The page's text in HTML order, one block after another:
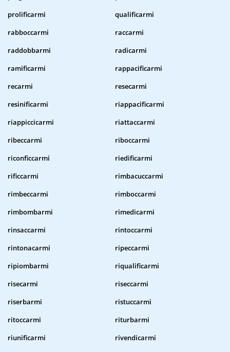
prolificarmi
qualificarmi
rabboccarmi
raccarmi
raddobbarmi
radicarmi
ramificarmi
rappacificarmi
recarmi
resecarmi
resinificarmi
riappacificarmi
riappiccicarmi
riattaccarmi
ribeccarmi
riboccarmi
riconficcarmi
riedificarmi
rificcarmi
rimbacuccarmi
rimbeccarmi
rimboccarmi
rimbombarmi
rimedicarmi
rinsaccarmi
rintoccarmi
rintonacarmi
ripeccarmi
ripiombarmi
riqualificarmi
risecarmi
riseccarmi
riserbarmi
ristuccarmi
ritoccarmi
riturbarmi
riunificarmi
rivendicarmi